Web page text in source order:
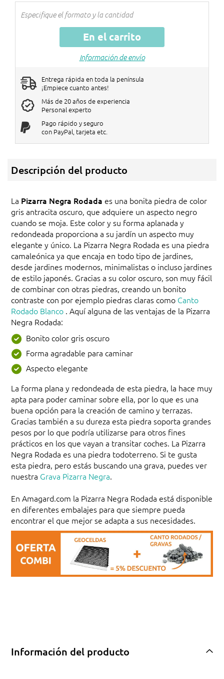
9> unidades
bag
Los descuentos se abonarán en la cesta
Especifique el formato y la cantidad
En el carrito
Información de envío
Entrega rápida en toda la península
¡Empiece cuanto antes!
Más de 20 años de experiencia
Personal experto
Pago rápido y seguro
con PayPal, tarjeta etc.
Descripción del producto
La Pizarra Negra Rodada es una bonita piedra de color
gris antracita oscuro, que adquiere un aspecto negro
cuando se moja. Este color y su forma aplanada y
redondeada proporciona a su jardín un aspecto muy
elegante y único. La Pizarra Negra Rodada es una piedra
camaleónica ya que encaja en todo tipo de jardines,
desde jardines modernos, minimalistas o incluso jardines
de estilo japonés. Gracias a su color oscuro, son muy fácil
de combinar con otras piedras, creando un bonito
contraste con por ejemplo piedras claras como Canto
Rodado Blanco . Aquí alguna de las ventajas de la Pizarra
Negra Rodada:
Bonito color gris oscuro
Forma agradable para caminar
Aspecto elegante
La forma plana y redondeada de esta piedra, la hace muy
apta para poder caminar sobre ella, por lo que es una
buena opción para la creación de camino y terrazas.
Gracias también a su dureza esta piedra soporta grandes
pesos por lo que podría utilizarse para otros fines
prácticos en los que vayan a transitar coches. La Pizarra
Negra Rodada es una piedra todoterreno. Si te gusta
esta piedra, pero estás buscando una grava, puedes ver
nuestra Grava Pizarra Negra.
En Amagard.com la Pizarra Negra Rodada está disponible
en diferentes embalajes para que siempre pueda
encontrar el que mejor se adapta a sus necesidades.
Información del producto